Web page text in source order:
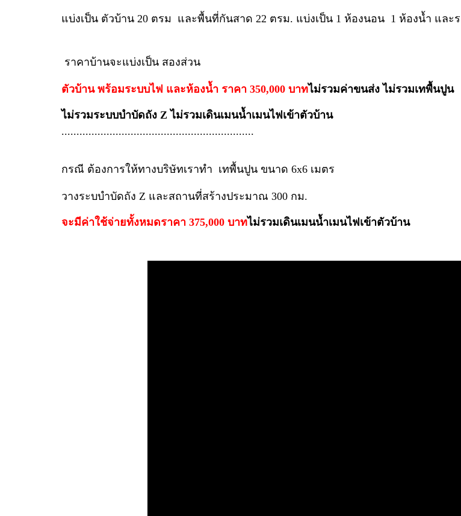
แบ่งเป็น ตัวบ้าน 20 ตรม และพื้นที่กันสาด 22 ตรม. แบ่งเป็น 1 ห้องนอน 1 ห้องน้ำ และ
ราคาบ้านจะแบ่งเป็น สองส่วน
ตัวบ้าน พร้อมระบบไฟ และห้องน้ำ ราคา 350,000 บาทไม่รวมค่าขนส่ง ไม่รวมเทพื้นปูน
ไม่รวมระบบบำบัดถัง Zไม่รวมเดินเมนน้ำเมนไฟเข้าตัวบ้าน
................................................................
กรณี ต้องการให้ทางบริษัทเราทำ เทพื้นปูน ขนาด 6x6 เมตร
วางระบบำบัดถัง Z และสถานที่สร้างประมาณ 300 กม.
จะมีค่าใช้จ่ายทั้งหมดราคา 375,000 บาทไม่รวมเดินเมนน้ำเมนไฟเข้าตัวบ้าน